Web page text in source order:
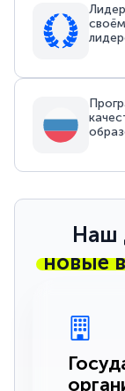
Наш
новые